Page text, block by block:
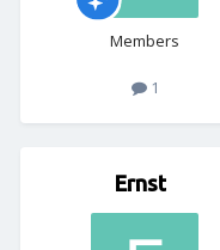
Members
1
Ernst